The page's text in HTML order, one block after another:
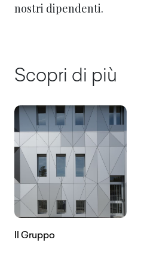
nostri dipendenti.
Scopri di più
Il Gruppo